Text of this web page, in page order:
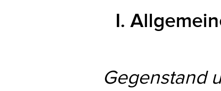
I.
Gegenstand